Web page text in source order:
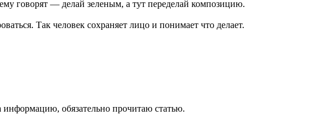
говорят — делай зеленым, а тут переделай композицию.
Так человек сохраняет лицо и понимает что делает.
обязательно прочитаю статью.